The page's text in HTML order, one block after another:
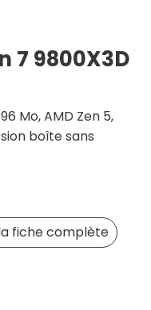
7 9800X3D
Mo, AMD Zen 5,
boîte sans
fiche complète